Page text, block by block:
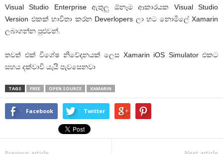
Visual Studio Enterprise ඇතුලු ඕනෑම ආකාරයක Visual Studio
Version එකක් භාවිතා කරන Deverlopers ලා හට නොමිලේ Xamarin
ලබාගන්න පුළුවන්.
තවත් එක් විශේෂ නිවේදනයක් ලෙස Xamarin iOS Simulator එකට
සහය දක්වාවි යැයි පැවසෙනවා
TAGS FREE OPEN SOURCE XAMARIN
Facebook Twitter